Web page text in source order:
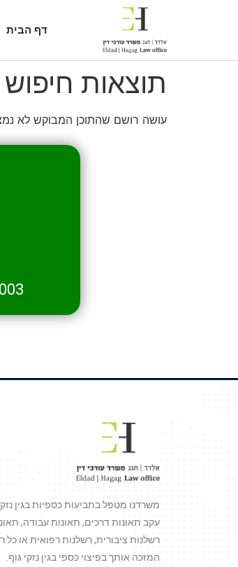
דף הבית
תוצאות
עושה רושם שהתוכן המבוקש לא
משרדנו מטפל בתביעות כספיות בגין
עקב תאונות דרכים, תאונות עבודה,
רשלנות ציבורית, רשלנות רפואית או
המזכה אותך בפיצוי כספי בגין נזקי גוף.